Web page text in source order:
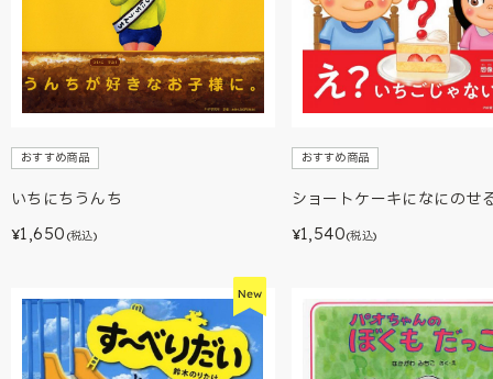
おすすめ商品
いちにちうんち
¥1,650 (税込)
おすすめ商品
ショートケーキになにのせ
¥1,540(税込)